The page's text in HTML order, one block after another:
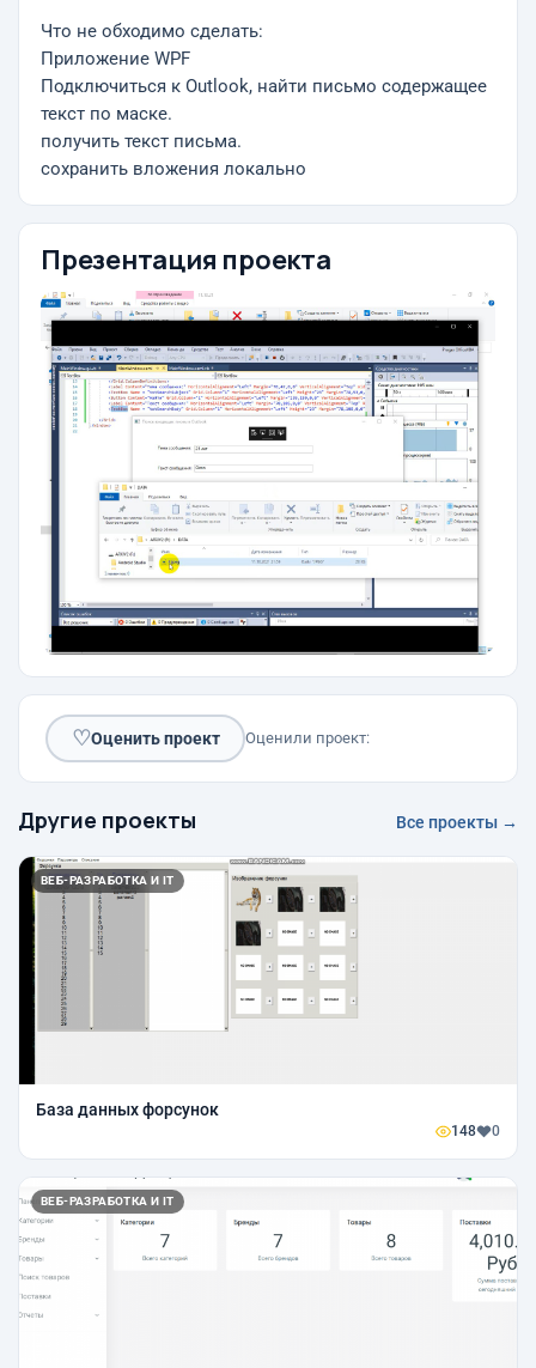
Что не обходимо сделать:
Приложение WPF
Подключиться к Outlook, найти письмо содержащее
текст по маске.
получить текст письма.
сохранить вложения локально
Презентация проекта
♡Оценить проект Оценили проект:
Другие проекты Все проекты →
ВЕБ-РАЗРАБОТКА И IT
База данных форсунок
148 0
ВЕБ-РАЗРАБОТКА И IT